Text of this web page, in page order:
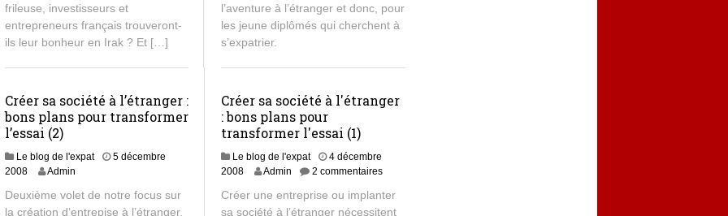
frileuse, investisseurs et
entrepreneurs français trouveront-
ils leur bonheur en Irak ? Et […]
l’aventure à l’étranger et donc, pour
les jeune diplômés qui cherchent à
s’expatrier.
Créer sa société à l’étranger :
bons plans pour transformer
l’essai (2)
Le blog de l'expat
5 décembre
2008
Admin
Deuxième volet de notre focus sur
la création d’entrepise à l’étranger.
Créer sa société à l'étranger
: bons plans pour
transformer l'essai (1)
Le blog de l'expat
4 décembre
2008
Admin 2 commentaires
Créer une entreprise ou implanter
sa société à l’étranger nécessitent